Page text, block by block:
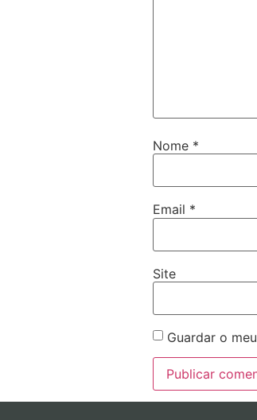
Nome *
Email *
Site
Guardar o